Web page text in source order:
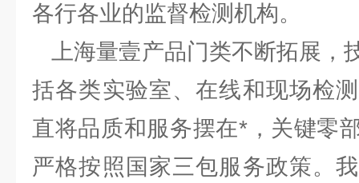
各行各业的监督检测机构。
上海量壹产品门类不断拓展，
括各类实验室、在线和现场检
直将品质和服务摆在*，关键零
严格按照国家三包服务政策。